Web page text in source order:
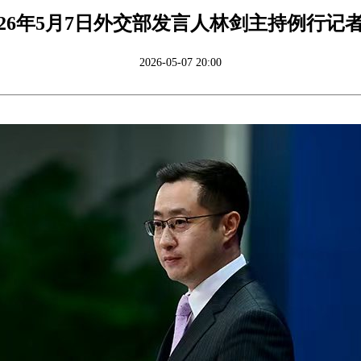
年5月7日外交部发言人林剑主持例行记
2026-05-07 20:00